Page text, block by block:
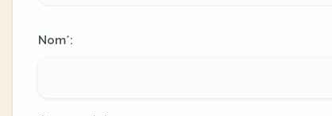
Nom*: